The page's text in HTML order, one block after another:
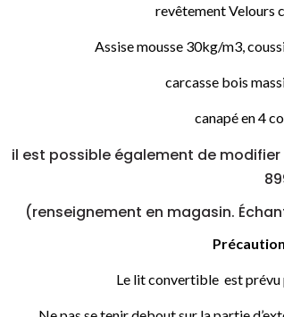
revêtement Velours
Assise mousse 30kg/m3,
carcasse bois
canapé en 4
il est possible également de
(renseignement en magasin.
Le lit convertible est prévu